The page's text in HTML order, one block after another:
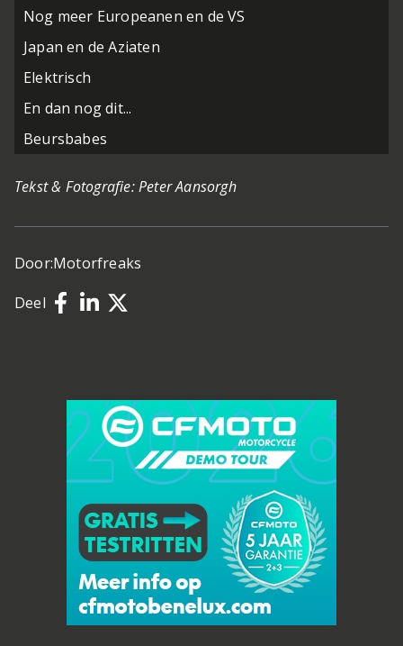
Nog meer Europeanen en de VS
Japan en de Aziaten
Elektrisch
En dan nog dit...
Beursbabes
Tekst & Fotografie: Peter Aansorgh
Door:Motorfreaks
Deel